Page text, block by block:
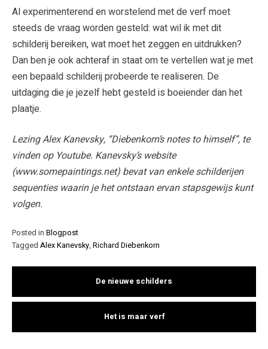
Al experimenterend en worstelend met de verf moet
steeds de vraag worden gesteld: wat wil ik met dit
schilderij bereiken, wat moet het zeggen en uitdrukken?
Dan ben je ook achteraf in staat om te vertellen wat je met
een bepaald schilderij probeerde te realiseren. De
uitdaging die je jezelf hebt gesteld is boeiender dan het
plaatje.
Lezing Alex Kanevsky, “Diebenkorn’s notes to himself”, te
vinden op Youtube. Kanevsky’s website
(www.somepaintings.net) bevat van enkele schilderijen
sequenties waarin je het ontstaan ervan stapsgewijs kunt
volgen.
Posted in Blogpost
Tagged Alex Kanevsky, Richard Diebenkorn
De nieuwe schilders
Het is maar verf